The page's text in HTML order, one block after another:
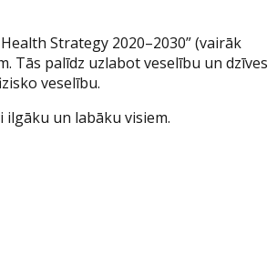
Strategy 2020–2030” (vairāk
Tās palīdz uzlabot veselību un dzīves
veselību.
un labāku visiem.